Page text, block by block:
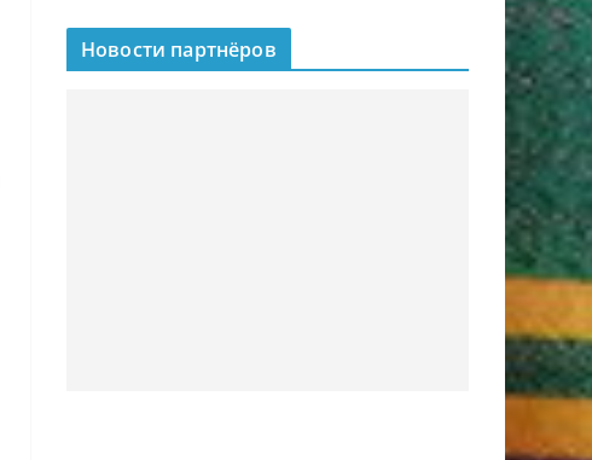
Новости партнёров